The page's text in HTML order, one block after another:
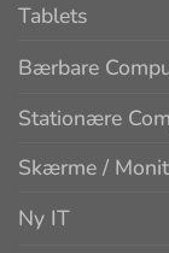
Tablets
Bærbare
Stationære
Skærme /
Ny IT